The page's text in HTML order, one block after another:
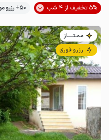
5% تخفیف از 4 شب
50+ رزرو موفق
مـمـتــــــاز
رزرو فوری